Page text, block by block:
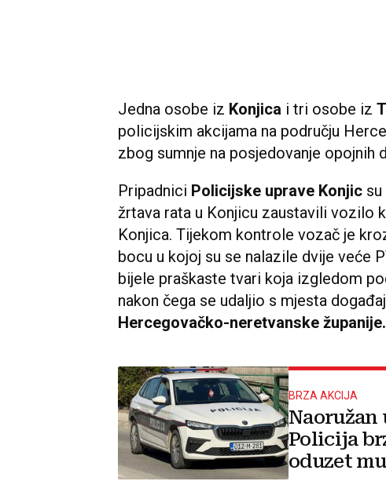
Jedna osobe iz Konjica i tri osobe iz
policijskim akcijama na području
zbog sumnje na posjedovanje opojnih
Pripadnici Policijske uprave Konjic
žrtava rata u Konjicu zaustavili vozilo
Konjica. Tijekom kontrole vozač je
bocu u kojoj su se nalazile dvije veće
bijele praškaste tvari koja izgledom
nakon čega se udaljio s mjesta
Hercegovačko-neretvanske županije.
BRZA AKCIJA
Naoružan
Policija
oduzet